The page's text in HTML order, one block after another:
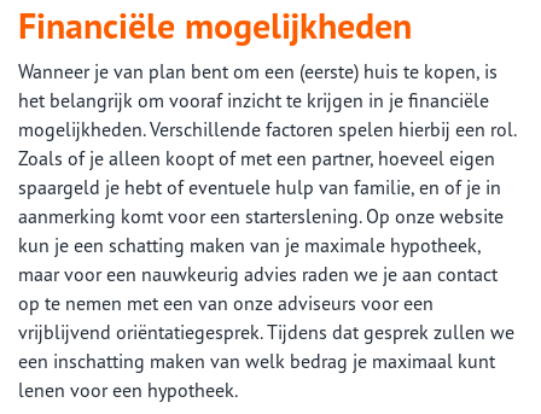
Financiële mogelijkheden
Wanneer je van plan bent om een (eerste) huis te kopen, is
het belangrijk om vooraf inzicht te krijgen in je financiële
mogelijkheden. Verschillende factoren spelen hierbij een rol.
Zoals of je alleen koopt of met een partner, hoeveel eigen
spaargeld je hebt of eventuele hulp van familie, en of je in
aanmerking komt voor een starterslening. Op onze website
kun je een schatting maken van je maximale hypotheek,
maar voor een nauwkeurig advies raden we je aan contact
op te nemen met een van onze adviseurs voor een
vrijblijvend oriëntatiegesprek. Tijdens dat gesprek zullen we
een inschatting maken van welk bedrag je maximaal kunt
lenen voor een hypotheek.